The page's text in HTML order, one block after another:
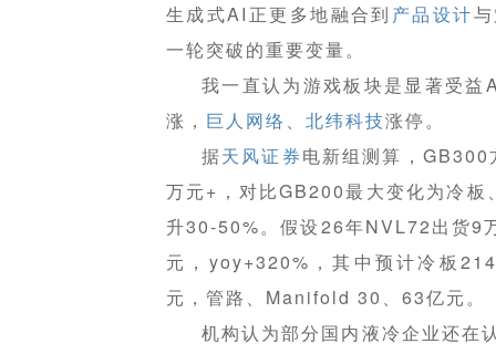
生成式AI正更多地融合到 产品设计
一轮突破的重要变量。
我一直认为游戏板块是显著受益
涨， 巨人网络 、 北纬科技涨停。
据天风证券电新组测算，
万元+，对比GB200最大变化为冷
升30-50%。假设26年NVL72出货9
元，yoy+320%，其中预计冷板
元，管路、Manifold 30、63亿元。
机构认为部分国内液冷企业还在